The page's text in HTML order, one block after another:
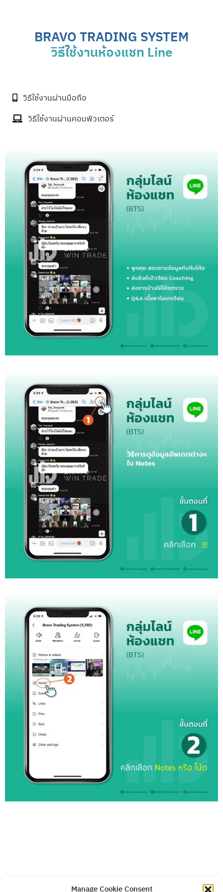
Manage Cookie Consent
BRAVO TRADING SYSTEM
วิธีใช้งานห้องแชท Line
วิธีใช้งานผ่านมือถือ
วิธีใช้งานผ่านคอมพิวเตอร์